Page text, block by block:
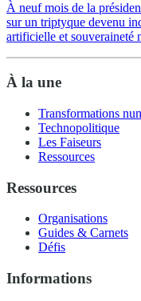
À neuf mois de la
sur un triptyque devenu
artificielle et souveraineté
À la une
Transformations
Technopolitique
Les Faiseurs
Ressources
Ressources
Organisations
Guides & Carnets
Défis
Informations